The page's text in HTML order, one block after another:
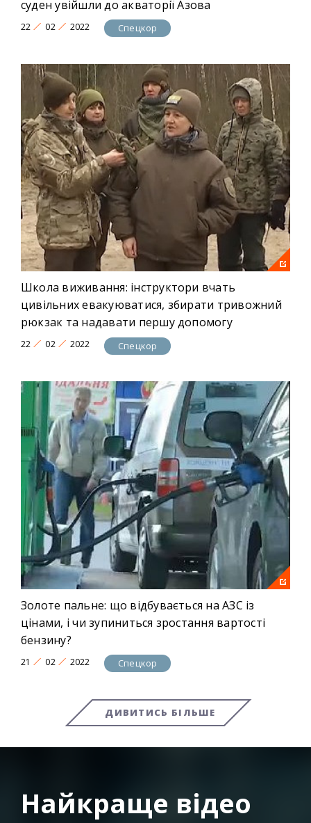
суден увійшли до акваторії Азова
22 02 2022 Спецкор
Школа виживання: інструктори вчать
цивільних евакуюватися, збирати тривожний
рюкзак та надавати першу допомогу
22 02 2022 Спецкор
Золоте пальне: що відбувається на АЗС із
цінами, і чи зупиниться зростання вартості
бензину?
21 02 2022 Спецкор
ДИВИТИСЬ БІЛЬШЕ
Найкраще відео